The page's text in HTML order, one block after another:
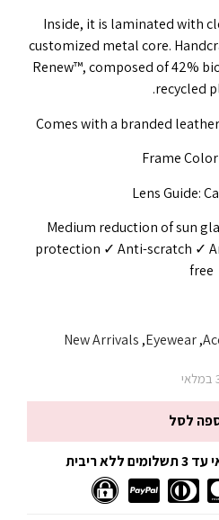
Inside, it is laminated with
customized metal core.
Renew™, composed of 42%
recycled
Comes with a branded
Frame
Lens Guide:
✓ Medium reduction of sun
protection ✓ Anti-scratch ✓
free
,
Eyewear
,
New Arrivals
לסל
ריבית